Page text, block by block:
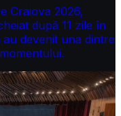
Craiova 2026,
după 11 zile în
devenit una dintre